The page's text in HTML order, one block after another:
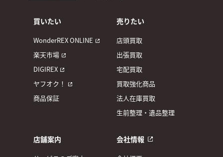
買いたい
WonderREX ONLINE
楽天市場
DIGIREX
ヤフオク！
商品保証
売りたい
店頭買取
出張買取
宅配買取
買取強化商品
法人在庫買取
生前整理・遺品整理
店舗案内 会社情報